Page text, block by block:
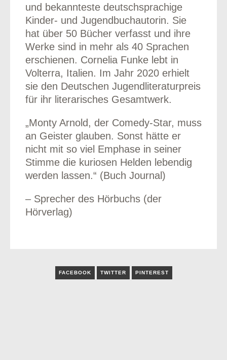
und bekannteste deutschsprachige
Kinder- und Jugendbuchautorin. Sie
hat über 50 Bücher verfasst und ihre
Werke sind in mehr als 40 Sprachen
erschienen. Cornelia Funke lebt in
Volterra, Italien. Im Jahr 2020 erhielt
sie den Deutschen Jugendliteraturpreis
für ihr literarisches Gesamtwerk.
„Monty Arnold, der Comedy-Star, muss
an Geister glauben. Sonst hätte er
nicht mit so viel Emphase in seiner
Stimme die kuriosen Helden lebendig
werden lassen.“ (Buch Journal)
– Sprecher des Hörbuchs (der
Hörverlag)
FACEBOOK TWITTER PINTEREST